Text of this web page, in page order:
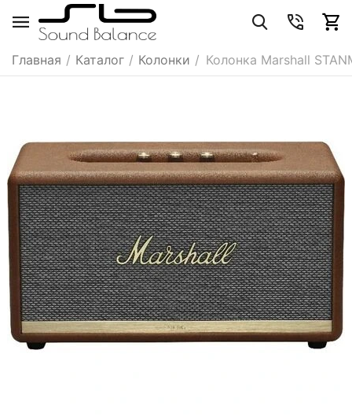
Главная / Каталог / Колонки / Колонка Marshall